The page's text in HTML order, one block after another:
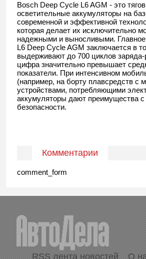
Bosch Deep Cycle L6 AGM - это
осветительные аккумуляторы на
современной и эффективной
которая делает их исключительно
надежными и выносливыми.
L6 Deep Cycle AGM заключается в
выдерживают до 700 циклов
цифра значительно превышает
показатели. При интенсивном
(например, на борту плавсредств с
устройствами, потребляющими
аккумуляторы дают преимущества с
безопасности.
Комментарии
comment_form
RSS лента новостей О